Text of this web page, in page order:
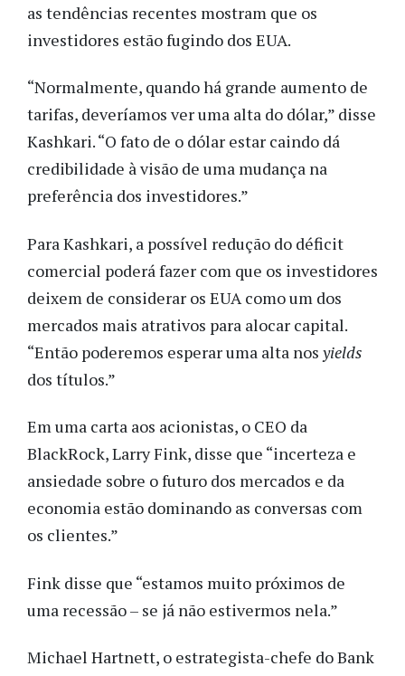
as tendências recentes mostram que os
investidores estão fugindo dos EUA.
“Normalmente, quando há grande aumento de
tarifas, deveríamos ver uma alta do dólar,” disse
Kashkari. “O fato de o dólar estar caindo dá
credibilidade à visão de uma mudança na
preferência dos investidores.”
Para Kashkari, a possível redução do déficit
comercial poderá fazer com que os investidores
deixem de considerar os EUA como um dos
mercados mais atrativos para alocar capital.
“Então poderemos esperar uma alta nos yields
dos títulos.”
Em uma carta aos acionistas, o CEO da
BlackRock, Larry Fink, disse que “incerteza e
ansiedade sobre o futuro dos mercados e da
economia estão dominando as conversas com
os clientes.”
Fink disse que “estamos muito próximos de
uma recessão – se já não estivermos nela.”
Michael Hartnett, o estrategista-chefe do Bank